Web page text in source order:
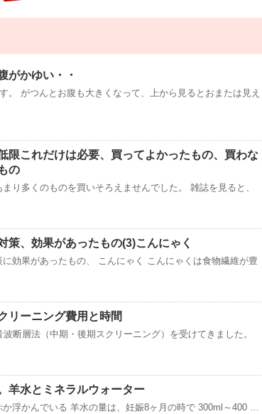
がかゆい・・
。 がつんとお腹も大きくなって、上から見るとおまたは見え
限これだけは必要、買ってよかったもの、買わな
の
り多くのものを買いそろえませんでした。 雑誌を見ると、
策、効果があったもの(3)こんにゃく
効果があったもの、 こんにゃく こんにゃくは食物繊維が豊
リーニング費用と時間
断層法（中期・後期スクリーニング）を受けてきました。
羊水とミネラルウォーター
か浮かんでいる 羊水の量は、妊娠8ヶ月の時で 300ml～400 …